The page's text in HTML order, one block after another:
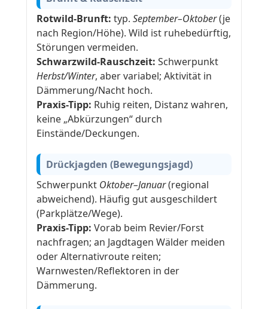
Rotwild-Brunft: typ. September–Oktober(je
nach Region/Höhe). Wild ist ruhebedürftig,
Störungen vermeiden.
Schwarzwild-Rauschzeit: Schwerpunkt
Herbst/Winter, aber variabel; Aktivität in
Dämmerung/Nacht hoch.
Praxis-Tipp: Ruhig reiten, Distanz wahren,
keine „Abkürzungen“ durch
Einstände/Deckungen.
Drückjagden (Bewegungsjagd)
Schwerpunkt Oktober–Januar(regional
abweichend). Häufig gut ausgeschildert
(Parkplätze/Wege).
Praxis-Tipp: Vorab beim Revier/Forst
nachfragen; an Jagdtagen Wälder meiden
oder Alternativroute reiten;
Warnwesten/Reflektoren in der
Dämmerung.